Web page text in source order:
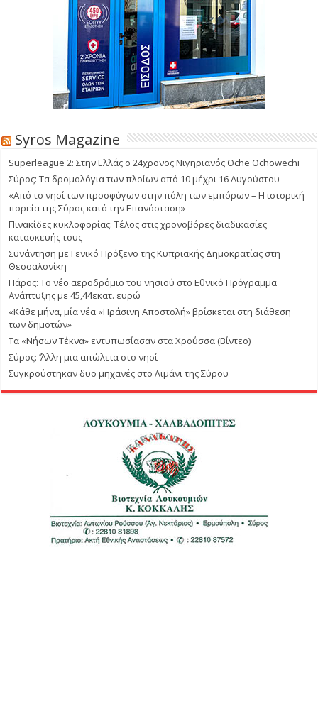
Syros Magazine
Superleague 2: Στην Ελλάς ο 24χρονος Νιγηριανός Oche Ochowechi
Σύρος: Τα δρομολόγια των πλοίων από 10 μέχρι 16 Αυγούστου
«Από το νησί των προσφύγων στην πόλη των εμπόρων – Η ιστορική
πορεία της Σύρας κατά την Επανάσταση»
Πινακίδες κυκλοφορίας: Τέλος στις χρονοβόρες διαδικασίες
κατασκευής τους
Συνάντηση με Γενικό Πρόξενο της Κυπριακής Δημοκρατίας στη
Θεσσαλονίκη
Πάρος: Το νέο αεροδρόμιο του νησιού στο Εθνικό Πρόγραμμα
Ανάπτυξης με 45,44εκατ. ευρώ
«Κάθε μήνα, μία νέα «Πράσινη Αποστολή» βρίσκεται στη διάθεση
των δημοτών»
Τα «Νήσων Τέκνα» εντυπωσίασαν στα Χρούσσα (Βίντεο)
Σύρος: ΄’Άλλη μια απώλεια στο νησί
Συγκρούστηκαν δυο μηχανές στο Λιμάνι της Σύρου